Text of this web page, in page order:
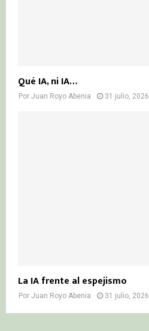
Qué IA, ni IA…
Por Juan Royo Abenia 31 julio, 2026
La IA frente al espejismo
Por Juan Royo Abenia 31 julio, 2026